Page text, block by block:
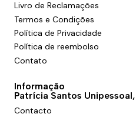
Livro de Reclamações
Termos e Condições
Política de Privacidade
Política de reembolso
Contato
Informação
Patrícia Santos
Contacto